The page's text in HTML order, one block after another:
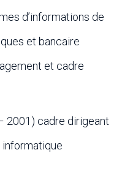
d’informations de
et bancaire
et cadre
2001) cadre dirigeant